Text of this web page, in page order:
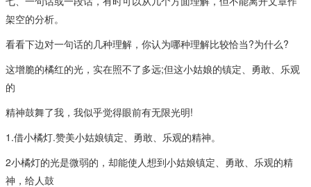
架空的分析。
看看下边对一句话的几种理解，你认为哪种理解比较恰当?为什么?
这增脆的橘红的光，实在照不了多远;但这小姑娘的镇定、勇敢、乐观
的
精神鼓舞了我，我似乎觉得眼前有无限光明!
1.借小橘灯.赞美小姑娘镇定、勇敢、乐观的精神。
2小橘灯的光是微弱的，却能使人想到小姑娘镇定、勇敢、乐观的精
神，给人鼓